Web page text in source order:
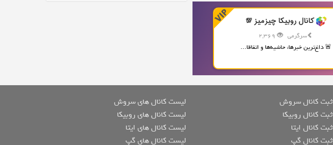
کانال روبیکا چیزمیز 💯
سرگرمی
2,369
🚨 داغ‌ترین خبرها، حاشیه‌ها و اتفاقا...
ثبت کانال سروش
ثبت کانال روبیکا
ثبت کانال ایتا
ثبت کانال گپ
لیست کانال های سروش
لیست کانال های روبیکا
لیست کانال های ایتا
لیست کانال های گپ